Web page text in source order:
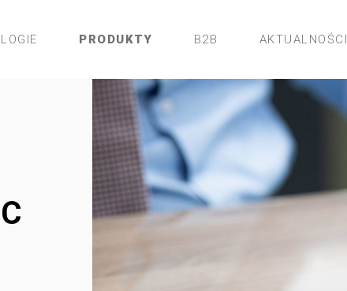
PRODUKTY B2B AKTUALNOŚCI